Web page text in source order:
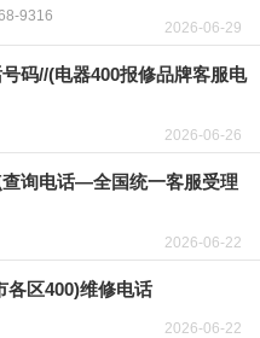
9316
2026-06-29
码//(电器400报修品牌客服电
2026-06-26
询电话—全国统一客服受理
2026-06-22
各区400)维修电话
2026-06-22